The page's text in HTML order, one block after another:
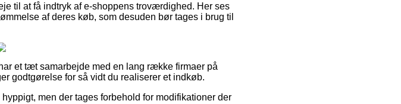
til at få indtryk af e-shoppens troværdighed. Her ses
af deres køb, som desuden bør tages i brug til
et tæt samarbejde med en lang række firmaer på
godtgørelse for så vidt du realiserer et indkøb.
men der tages forbehold for modifikationer der